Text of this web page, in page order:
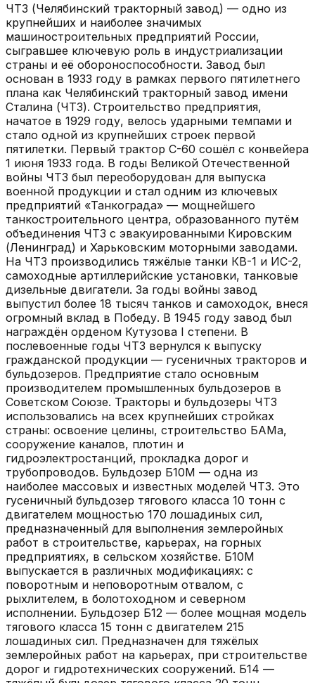
ЧТЗ (Челябинский тракторный завод) — одно из
крупнейших и наиболее значимых
машиностроительных предприятий России,
сыгравшее ключевую роль в индустриализации
страны и её обороноспособности. Завод был
основан в 1933 году в рамках первого пятилетнего
плана как Челябинский тракторный завод имени
Сталина (ЧТЗ). Строительство предприятия,
начатое в 1929 году, велось ударными темпами и
стало одной из крупнейших строек первой
пятилетки. Первый трактор С-60 сошёл с конвейера
1 июня 1933 года. В годы Великой Отечественной
войны ЧТЗ был переоборудован для выпуска
военной продукции и стал одним из ключевых
предприятий «Танкограда» — мощнейшего
танкостроительного центра, образованного путём
объединения ЧТЗ с эвакуированными Кировским
(Ленинград) и Харьковским моторными заводами.
На ЧТЗ производились тяжёлые танки КВ-1 и ИС-2,
самоходные артиллерийские установки, танковые
дизельные двигатели. За годы войны завод
выпустил более 18 тысяч танков и самоходок, внеся
огромный вклад в Победу. В 1945 году завод был
награждён орденом Кутузова I степени. В
послевоенные годы ЧТЗ вернулся к выпуску
гражданской продукции — гусеничных тракторов и
бульдозеров. Предприятие стало основным
производителем промышленных бульдозеров в
Советском Союзе. Тракторы и бульдозеры ЧТЗ
использовались на всех крупнейших стройках
страны: освоение целины, строительство БАМа,
сооружение каналов, плотин и
гидроэлектростанций, прокладка дорог и
трубопроводов. Бульдозер Б10М — одна из
наиболее массовых и известных моделей ЧТЗ. Это
гусеничный бульдозер тягового класса 10 тонн с
двигателем мощностью 170 лошадиных сил,
предназначенный для выполнения землеройных
работ в строительстве, карьерах, на горных
предприятиях, в сельском хозяйстве. Б10М
выпускается в различных модификациях: с
поворотным и неповоротным отвалом, с
рыхлителем, в болотоходном и северном
исполнении. Бульдозер Б12 — более мощная модель
тягового класса 15 тонн с двигателем 215
лошадиных сил. Предназначен для тяжёлых
землеройных работ на карьерах, при строительстве
дорог и гидротехнических сооружений. Б14 —